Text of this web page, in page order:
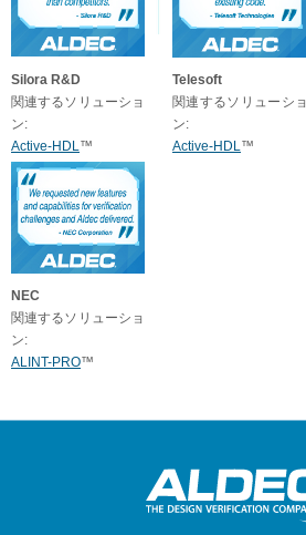
Silora R&D
関連するソリューショ
ン:
Active-HDL™
Telesoft
関連するソリューショ
ン:
Active-HDL™
NEC
関連するソリューショ
ン:
ALINT-PRO™